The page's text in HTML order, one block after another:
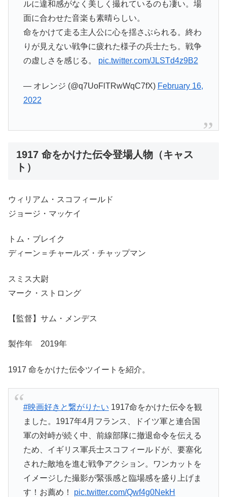
ルに違和感がなく美しく撮れているのも凄い。場
面に合わせた音楽も素晴らしい。
命をかけて走る主人公に心を揺さぶられる。終わ
りが見えない戦争に疲れた様子の兵士たち。戦争
の虚しさを感じる。 pic.twitter.com/JLSTd4z9B2
— オレンジ (@q7UoFlTRwWqC7fX) February 16,
2022
1917 命をかけた伝令登場人物（キャス
ト）
ウィリアム・スコフィールド
ジョージ・マッケイ
トム・ブレイク
ディーン＝チャールズ・チャップマン
スミス大尉
マーク・ストロング
【監督】サム・メンデス
製作年 2019年
1917 命をかけた伝令ツイートを紹介。
#映画好きと繋がりたい 1917命をかけた伝令を観
ました。1917年4月フランス、ドイツ軍と連合国
軍の対峙が続く中、前線部隊に撤退命令を伝える
ため、イギリス軍兵士スコフィールドが、要塞化
された敵地を進む戦争アクション。ワンカットを
イメージした撮影が緊張感と臨場感を盛り上げま
す！お薦め！ pic.twitter.com/Qwf4g0NekH